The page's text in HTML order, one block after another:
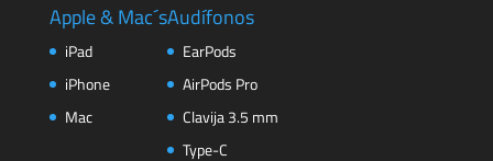
Apple & Mac´s
iPad
iPhone
Mac
Audífonos
EarPods
AirPods Pro
Clavija 3.5 mm
Type-C